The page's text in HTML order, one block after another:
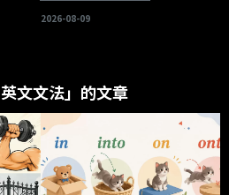
2026-08-09
文文法」的文章